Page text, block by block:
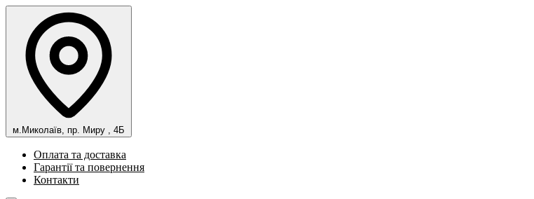
м.Миколаїв, пр. Миру , 4Б
Оплата та доставка
Гарантії та повернення
Контакти